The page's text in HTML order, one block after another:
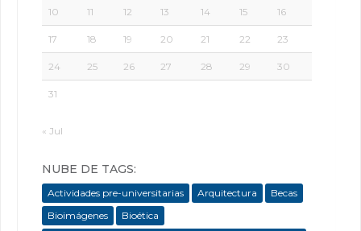
10 11 12 13 14 15 16
17 18 19 20 21 22 23
24 25 26 27 28 29 30
31
« Jul
NUBE DE TAGS:
Actividades pre-universitarias Arquitectura
Becas
Bioimágenes
Bioética